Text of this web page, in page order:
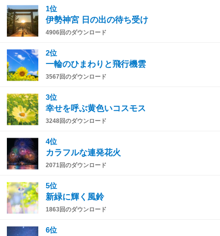
1位
伊勢神宮 日の出の待ち受け
4906回のダウンロード
2位
一輪のひまわりと飛行機雲
3567回のダウンロード
3位
幸せを呼ぶ黄色いコスモス
3248回のダウンロード
4位
カラフルな連発花火
2071回のダウンロード
5位
新緑に輝く風鈴
1863回のダウンロード
6位